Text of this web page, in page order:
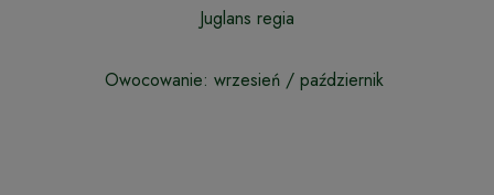
Juglans regia
Owocowanie: wrzesień / październik